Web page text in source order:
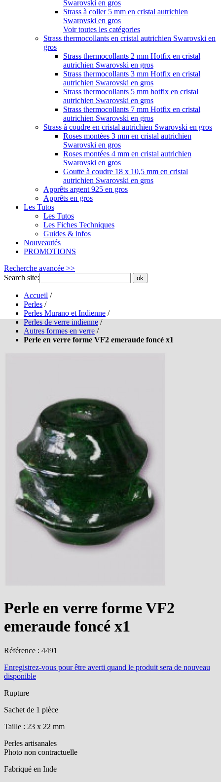
Swarovski en gros
Strass à coller 5 mm en cristal autrichien
Swarovski en gros
Voir toutes les catégories
Strass thermocollants en cristal autrichien Swarovski en
gros
Strass thermocollants 2 mm Hotfix en cristal
autrichien Swarovski en gros
Strass thermocollants 3 mm Hotfix en cristal
autrichien Swarovski en gros
Strass thermocollants 5 mm hotfix en cristal
autrichien Swarovski en gros
Strass thermocollants 7 mm Hotfix en cristal
autrichien Swarovski en gros
Strass à coudre en cristal autrichien Swarovski en gros
Roses montées 3 mm en cristal autrichien
Swarovski en gros
Roses montées 4 mm en cristal autrichien
Swarovski en gros
Goutte à coudre 18 x 10,5 mm en cristal
autrichien Swarovski en gros
Apprêts argent 925 en gros
Apprêts en gros
Les Tutos
Les Tutos
Les Fiches Techniques
Guides & infos
Nouveautés
PROMOTIONS
Recherche avancée >>
Search site:
ok
Accueil /
Perles /
Perles Murano et Indienne /
Perles de verre indienne /
Autres formes en verre /
Perle en verre forme VF2 emeraude foncé x1
Perle en verre forme VF2
emeraude foncé x1
Référence : 4491
Enregistrez-vous pour être averti quand le produit sera de nouveau
disponible
Rupture
Sachet de 1 pièce
Taille : 23 x 22 mm
Perles artisanales
Photo non contractuelle
Fabriqué en Inde